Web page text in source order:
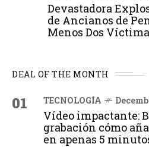
Devastadora
de Ancianos de
Menos Dos
DEAL OF THE MONTH
01 TECNOLOGÍA
Vídeo impactante:
grabación cómo
en apenas 5